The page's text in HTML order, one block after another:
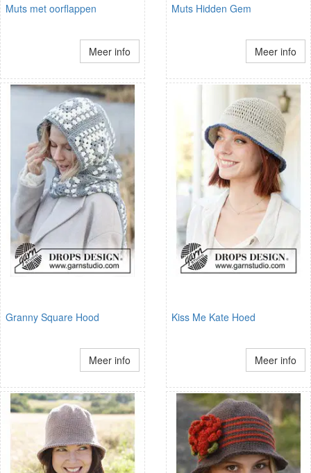
Muts met oorflappen
Meer info
Muts Hidden Gem
Meer info
Granny Square Hood
Meer info
Kiss Me Kate Hoed
Meer info